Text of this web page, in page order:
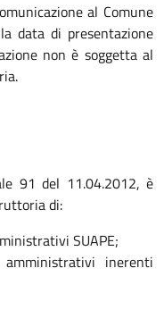
al Comune
data di presentazione
non è soggetta al
91 del 11.04.2012, è
di:
SUAPE;
inerenti